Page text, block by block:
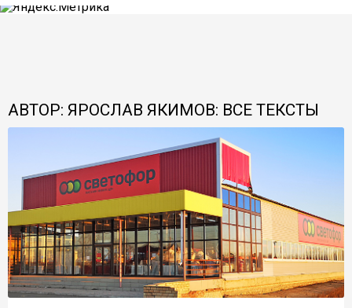
АВТОР: ЯРОСЛАВ ЯКИМОВ: ВСЕ ТЕКСТЫ